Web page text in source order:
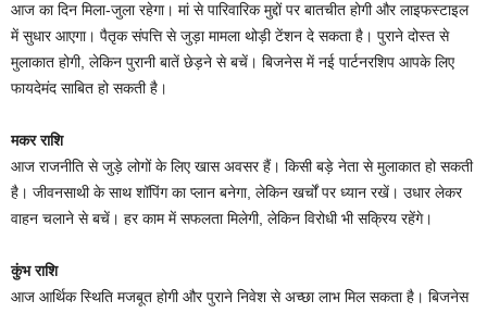
आज का दिन मिला-जुला रहेगा। मां से पारिवारिक मुद्दों पर बातचीत होगी और लाइफस्टाइल
में सुधार आएगा। पैतृक संपत्ति से जुड़ा मामला थोड़ी टेंशन दे सकता है। पुराने दोस्त से
मुलाकात होगी, लेकिन पुरानी बातें छेड़ने से बचें। बिजनेस में नई पार्टनरशिप आपके लिए
फायदेमंद साबित हो सकती है।
मकर राशि
आज राजनीति से जुड़े लोगों के लिए खास अवसर हैं। किसी बड़े नेता से मुलाकात हो सकती
है। जीवनसाथी के साथ शॉपिंग का प्लान बनेगा, लेकिन खर्चों पर ध्यान रखें। उधार लेकर
वाहन चलाने से बचें। हर काम में सफलता मिलेगी, लेकिन विरोधी भी सक्रिय रहेंगे।
कुंभ राशि
आज आर्थिक स्थिति मजबूत होगी और पुराने निवेश से अच्छा लाभ मिल सकता है। बिजनेस